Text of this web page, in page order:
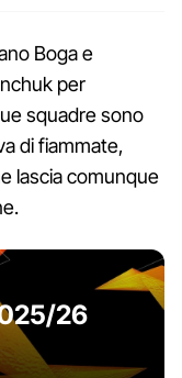
Boga e
per
squadre sono
di fiammate,
lascia comunque
26